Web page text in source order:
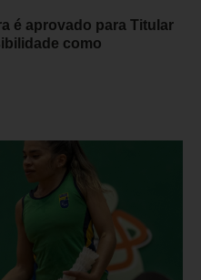
é aprovado para Titular
como